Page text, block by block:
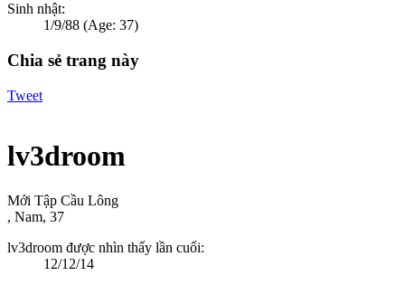
Sinh nhật:
1/9/88 (Age: 37)
Chia sẻ trang này
Tweet
lv3droom
Mới Tập Cầu Lông
, Nam, 37
lv3droom được nhìn thấy lần cuối:
12/12/14